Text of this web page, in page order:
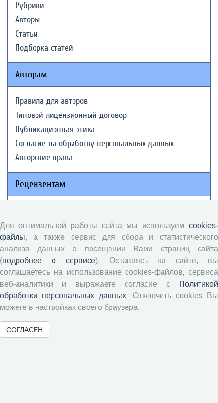
Рубрики
Авторы
Статьи
Подборка статей
Авторам
Правила для авторов
Типовой лицензионный договор
Публикационная этика
Согласие на обработку персональных данных
Авторские права
Рецензентам
Положение о рецензировании
Форма рецензии
Журналы ВолНЦ РАН
Экономические и социальные перемены
Вопросы территориального развития
Для оптимальной работы сайта мы используем cookies-
файлы, а также сервис для сбора и статистического
анализа данных о посещении Вами страниц сайта
(подробнее о сервисе). Оставаясь на сайте, вы
соглашаетесь на использование cookies-файлов, сервиса
веб-аналитики и выражаете согласие с
Политикой
обработки персональных данных. Отключить cookies Вы
можете в настройках своего браузера.
СОГЛАСЕН